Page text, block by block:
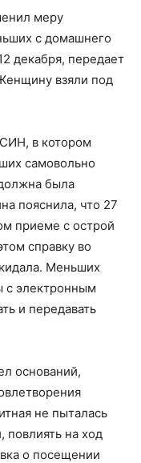
меру
с домашнего
декабря, передает
взяли под
в котором
самовольно
была
пояснила, что 27
приеме с острой
справку во
Меньших
с электронным
и передавать
оснований,
не пыталась
повлиять на ход
о посещении